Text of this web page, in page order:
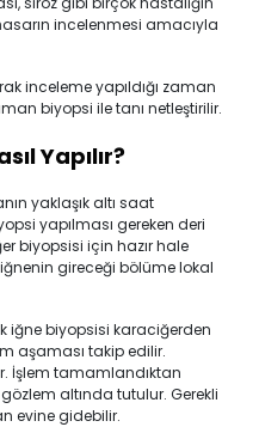
incelenmesi amacıyla
inceleme yapıldığı zaman
biyopsi ile tanı netleştirilir.
Yapılır?
yaklaşık altı saat
yapılması gereken deri
biyopsisi için hazır hale
iğnenin gireceği bölüme lokal
iğne biyopsisi karaciğerden
aşaması takip edilir.
İşlem tamamlandıktan
altında tutulur. Gerekli
evine gidebilir.